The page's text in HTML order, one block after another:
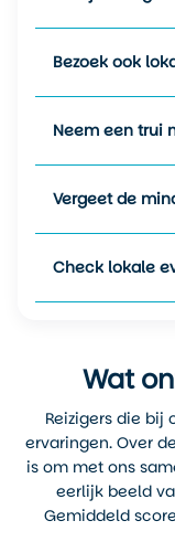
de lucht meestal
en de sfeer
kinderen.
(december t/m
zelden onder de
op besneeuwde
als je naar de
San Gabriel
seizoen (gemiddeld):
Lente (maart-
Bezoek ook
Neem een trui
Vergeet de
Check lokale
Wat
Reizigers die bij
ervaringen. Over
is om met ons
eerlijk beeld
Gemiddeld